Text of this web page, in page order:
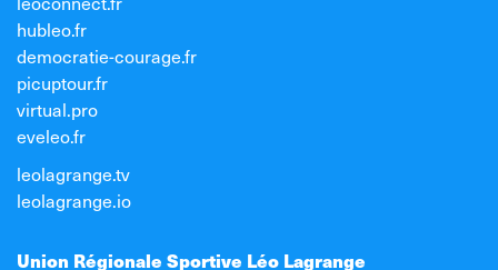
hubleo.fr
democratie-courage.fr
picuptour.fr
virtual.pro
eveleo.fr
leolagrange.tv
leolagrange.io
Union Régionale Sportive Léo Lagrange